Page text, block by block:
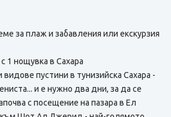
за плаж и забавления или екскурзия
1 нощувка в Сахара
пустини в тунизийска Сахара -
и е нужно два дни, за да се
с посещение на пазара в Ел